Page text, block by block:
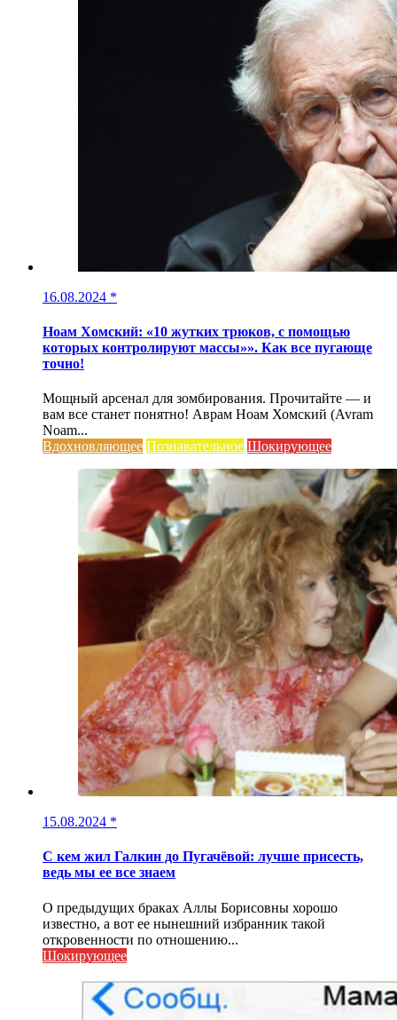
16.08.2024 *
Ноам Хомский: «10 жутких трюков, с помощью
которых контролируют массы»». Как все пугающе
точно!
Мощный арсенал для зомбирования. Прочитайте — и
вам все станет понятно! Аврам Ноам Хомский (Avram
Noam...
Вдохновляющее Познавательное Шокирующее
15.08.2024 *
С кем жил Галкин до Пугачёвой: лучше присесть,
ведь мы ее все знаем
О предыдущих браках Аллы Борисовны хорошо
известно, а вот ее нынешний избранник такой
откровенности по отношению...
Шокирующее